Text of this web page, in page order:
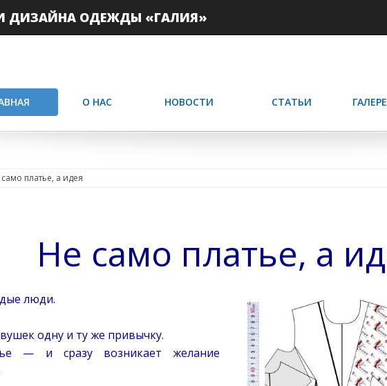
ДИЗАЙНА ОДЕЖДЫ «ГАЛИЯ»
О НАС НОВОСТИ СТАТЬИ
платье, а идея
Не само платье, а
люди.
одну и ту же привычку.
— и сразу возникает желание